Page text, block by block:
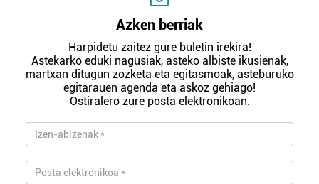
Azken berriak
Harpidetu zaitez gure buletin irekira!
Astekarko eduki nagusiak, asteko albiste ikusienak,
martxan ditugun zozketa eta egitasmoak, asteburuko
egitarauen agenda eta askoz gehiago!
Ostiralero zure posta elektronikoan.